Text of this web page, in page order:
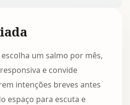
um salmo por mês,
e convide
intenções breves antes
espaço para escuta e